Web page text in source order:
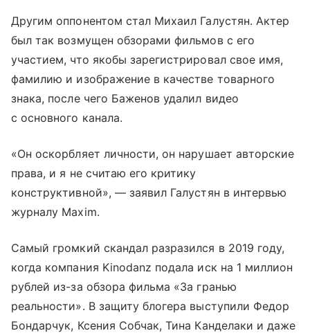
Другим оппонентом стал Михаил Галустян. Актер
был так возмущен обзорами фильмов с его
участием, что якобы зарегистрировал свое имя,
фамилию и изображение в качестве товарного
знака, после чего Баженов удалил видео
с основного канала.
«Он оскорбляет личности, он нарушает авторские
права, и я не считаю его критику
конструктивной», — заявил Галустян в интервью
журналу Maxim.
Самый громкий скандал разразился в 2019 году,
когда компания Kinodanz подала иск на 1 миллион
рублей из-за обзора фильма «За гранью
реальности». В защиту блогера выступили Федор
Бондарчук, Ксения Собчак, Тина Канделаки и даже